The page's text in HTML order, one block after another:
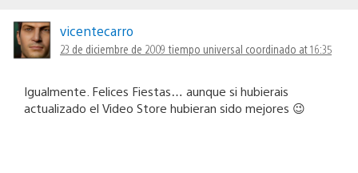
vicentecarro
23 de diciembre de 2009 tiempo universal coordinado at 16:35
Igualmente. Felices Fiestas… aunque si hubierais
actualizado el Video Store hubieran sido mejores 😉